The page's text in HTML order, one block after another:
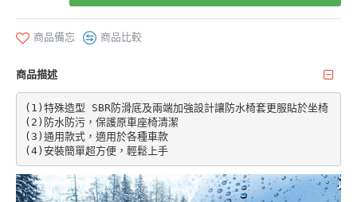
商品備忘 商品比較
商品描述
(1)特殊造型 SBR防滑底及兩端加強設計讓防水椅套更服貼於坐椅
(2)防水防污，保護原車座椅清潔
(3)通用款式，適用於各種車款
(4)安裝簡單超方便，輕鬆上手